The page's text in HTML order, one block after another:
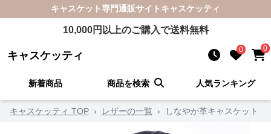
キャスケット専門通販サイト キャスケッティ
10,000円以上のご購入で送料無料
キャスケッティ 0 0
新着商品 商品を検索 人気ランキング
キャスケッティ TOP › レザーの一覧 › しなやか革キャスケット